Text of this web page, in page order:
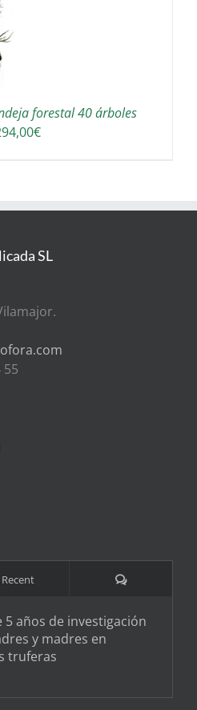
forestal 40 árboles
€
SL
55
Recent Comments
5 años de investigación
y madres en
truferas